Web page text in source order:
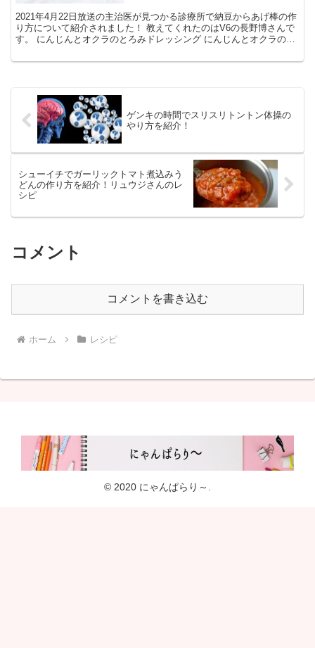
2021年4月22日放送の主治医が見つかる診療所で納豆からあげ棒の作
り方について紹介されました！ 教えてくれたのはV6の長野博さんで
す。 にんじんとオクラのとろみドレッシング にんじんとオクラのと
ゲンキの時間でスリスリトントン体操の
やり方を紹介！
シューイチでガーリックトマト煮込みう
どんの作り方を紹介！リュウジさんのレ
シピ
コメント
コメントを書き込む
ホーム レシピ
© 2020 にゃんぱらり～.